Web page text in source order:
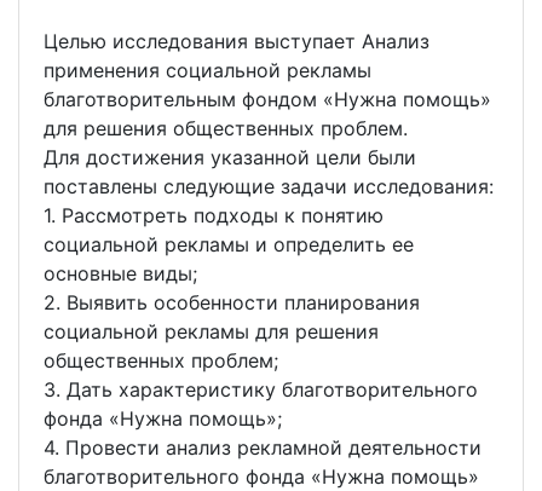
Целью исследования выступает Анализ
применения социальной рекламы
благотворительным фондом «Нужна помощь»
для решения общественных проблем.
Для достижения указанной цели были
поставлены следующие задачи исследования:
1. Рассмотреть подходы к понятию
социальной рекламы и определить ее
основные виды;
2. Выявить особенности планирования
социальной рекламы для решения
общественных проблем;
3. Дать характеристику благотворительного
фонда «Нужна помощь»;
4. Провести анализ рекламной деятельности
благотворительного фонда «Нужна помощь»